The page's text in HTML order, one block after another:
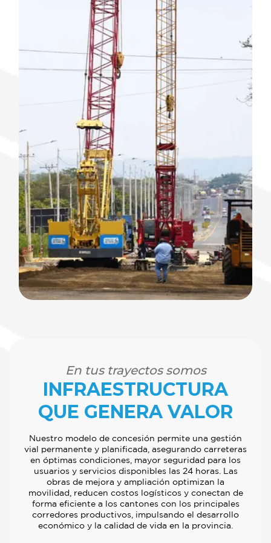
NOSOTROS
BLOG
POLÍTICA DE PROTECCIÓN
En tus trayectos somos
INFRAESTRUCTURA
QUE GENERA VALOR
Nuestro modelo de concesión permite una gestión
vial permanente y planificada, asegurando carreteras
en óptimas condiciones, mayor seguridad para los
usuarios y servicios disponibles las 24 horas. Las
obras de mejora y ampliación optimizan la
movilidad, reducen costos logísticos y conectan de
forma eficiente a los cantones con los principales
corredores productivos, impulsando el desarrollo
económico y la calidad de vida en la provincia.